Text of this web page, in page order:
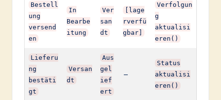
Bestell
ung
versend
en
In
Bearbe
itung
Ver
san
dt
[lage
rverfü
gbar]
Verfolgun
g
aktualisi
eren()
Lieferu
ng
bestäti
gt
Versan
dt
Aus
gel
ief
ert
—
Status
aktualisi
eren()